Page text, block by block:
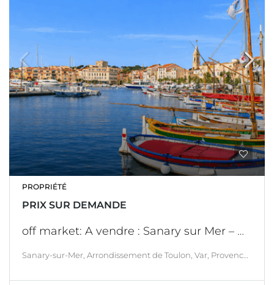
PROPRIÉTÉ
PRIX SUR DEMANDE
off market: A vendre : Sanary sur Mer – Demeure d’exception – Localisation unique – Vie à pieds, port, plage, centre – Prête à vivre